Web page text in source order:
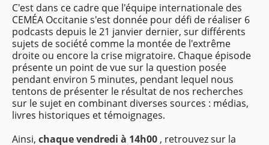
C'est dans ce cadre que l'équipe internationale des
CEMÉA Occitanie s'est donnée pour défi de réaliser 6
podcasts depuis le 21 janvier dernier, sur différents
sujets de société comme la montée de l'extrême
droite ou encore la crise migratoire. Chaque épisode
présente un point de vue sur la question posée
pendant environ 5 minutes, pendant lequel nous
tentons de présenter le résultat de nos recherches
sur le sujet en combinant diverses sources : médias,
livres historiques et témoignages.
Ainsi, chaque vendredi à 14h00 , retrouvez sur la